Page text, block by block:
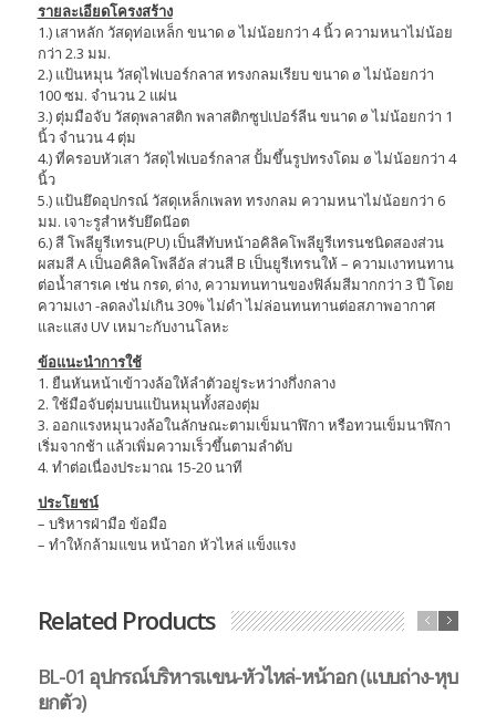
รายละเอียดโครงสร้าง
1.) เสาหลัก วัสดุท่อเหล็ก ขนาด ø ไม่น้อยกว่า 4 นิ้ว ความหนาไม่น้อย
กว่า 2.3 มม.
2.) แป้นหมุน วัสดุไฟเบอร์กลาส ทรงกลมเรียบ ขนาด ø ไม่น้อยกว่า
100 ซม. จำนวน 2 แผ่น
3.) ตุ่มมือจับ วัสดุพลาสติก พลาสติกซูปเปอร์ลีน ขนาด ø ไม่น้อยกว่า 1
นิ้ว จำนวน 4 ตุ่ม
4.) ที่ครอบหัวเสา วัสดุไฟเบอร์กลาส ปั้มขึ้นรูปทรงโดม ø ไม่น้อยกว่า 4
นิ้ว
5.) แป้นยึดอุปกรณ์ วัสดุเหล็กเพลท ทรงกลม ความหนาไม่น้อยกว่า 6
มม. เจาะรูสำหรับยึดน๊อต
6.) สี โพลียูรีเทรน(PU) เป็นสีทับหน้าอคิลิคโพลียูรีเทรนชนิดสองส่วน
ผสมสี A เป็นอคิลิคโพลีอัล ส่วนสี B เป็นยูรีเทรนให้ – ความเงาทนทาน
ต่อน้ำสารเค เช่น กรด, ด่าง, ความทนทานของฟิล์มสีมากกว่า 3 ปี โดย
ความเงา -ลดลงไม่เกิน 30% ไม่ดำ ไม่ล่อนทนทานต่อสภาพอากาศ
และแสง UV เหมาะกับงานโลหะ
ข้อแนะนำการใช้
1. ยืนหันหน้าเข้าวงล้อให้ลำตัวอยู่ระหว่างกึ่งกลาง
2. ใช้มือจับตุ่มบนแป้นหมุนทั้งสองตุ่ม
3. ออกแรงหมุนวงล้อในลักษณะตามเข็มนาฬิกา หรือทวนเข็มนาฬิกา
เริ่มจากช้า แล้วเพิ่มความเร็วขึ้นตามลำดับ
4. ทำต่อเนื่องประมาณ 15-20 นาที
ประโยชน์
– บริหารฝ่ามือ ข้อมือ
– ทำให้กล้ามแขน หน้าอก หัวไหล่ แข็งแรง
Related Products
BL-01 อุปกรณ์บริหารแขน-หัวไหล่-หน้าอก (แบบถ่าง-หุบ
ยกตัว)